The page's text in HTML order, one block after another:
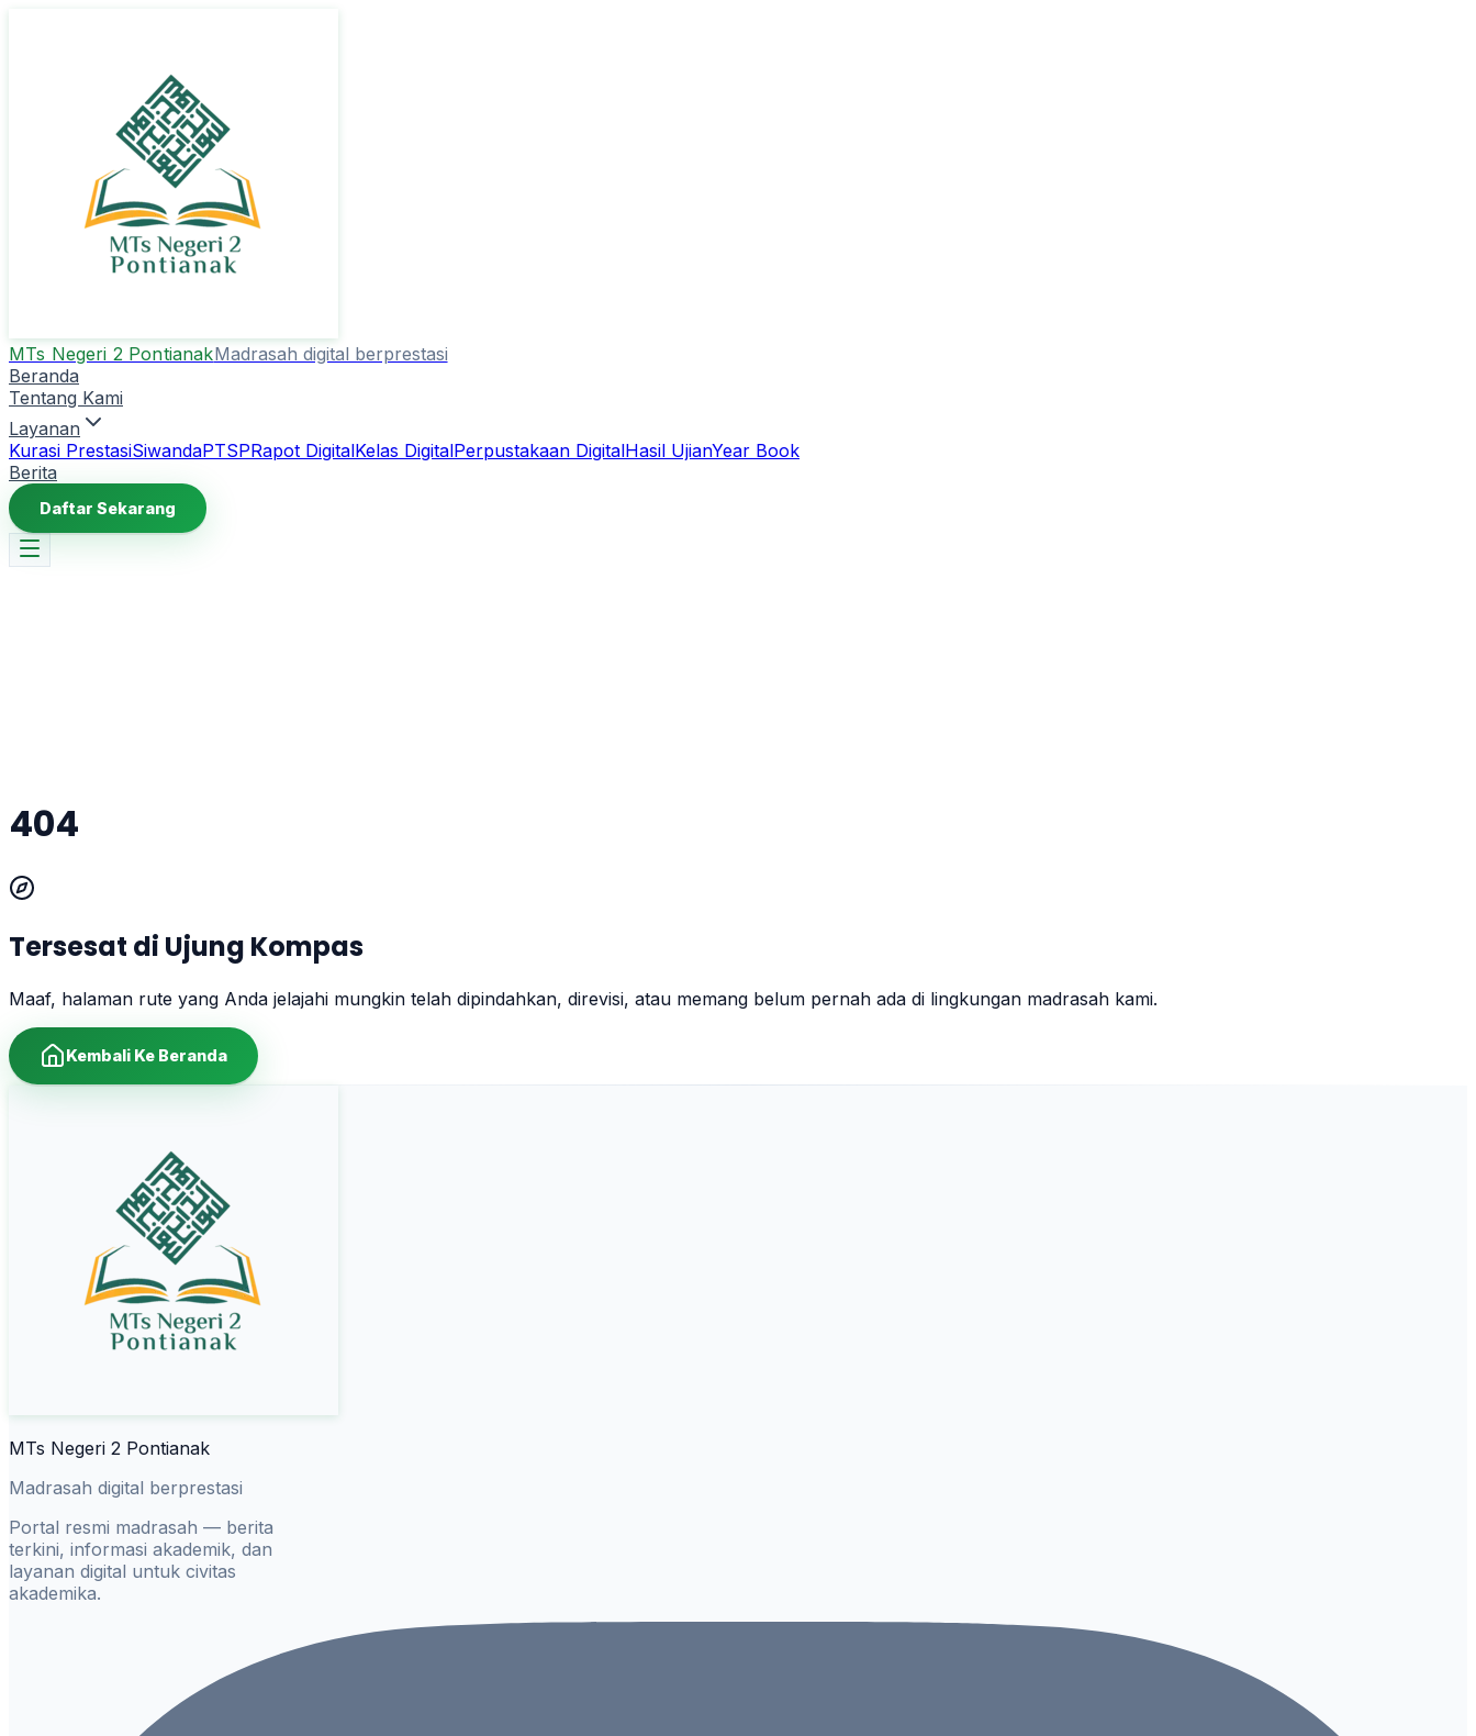
MTs Negeri 2 PontianakMadrasah digital berprestasi
Beranda
Tentang Kami
Layanan
Kurasi PrestasiSiwandaPTSPRapot DigitalKelas DigitalPerpustakaan DigitalHasil UjianYear Book
Berita
Daftar Sekarang
404
Tersesat di Ujung Kompas
Maaf, halaman rute yang Anda jelajahi mungkin telah dipindahkan, direvisi, atau memang belum pernah ada di lingkungan madrasah kami.
Kembali Ke Beranda
MTs Negeri 2 Pontianak
Madrasah digital berprestasi
Portal resmi madrasah — berita
terkini, informasi akademik, dan
layanan digital untuk civitas
akademika.